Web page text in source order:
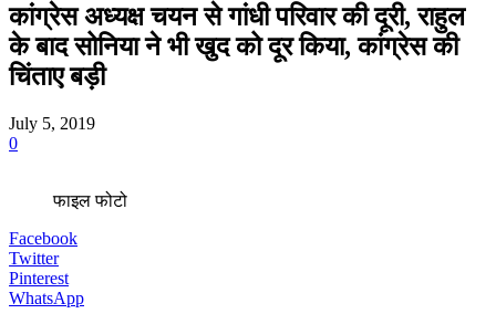
कांग्रेस अध्यक्ष चयन से गांधी परिवार की दूरी, राहुल
के बाद सोनिया ने भी खुद को दूर किया, कांग्रेस की
चिंताए बड़ी
July 5, 2019
0
फाइल फोटो
Facebook
Twitter
Pinterest
WhatsApp